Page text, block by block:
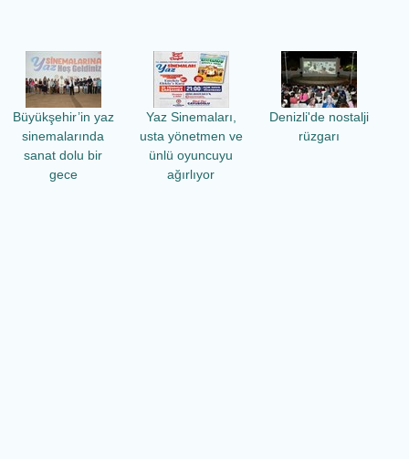
Büyükşehir’in yaz
sinemalarında
sanat dolu bir
gece
Yaz Sinemaları,
usta yönetmen ve
ünlü oyuncuyu
ağırlıyor
Denizli'de nostalji
rüzgarı